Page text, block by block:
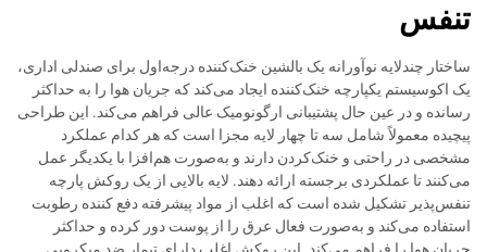
تنفس
ساختار چندلایه نوآورانه یک بالشین خنک‌کننده درجه‌اول برای صندلی اداری،
یک اکوسیستم یکپارچه خنک‌کننده ایجاد می‌کند که جریان هوا را به حداکثر
رسانده و در عین حال پشتیبانی ارگونومیک عالی فراهم می‌کند. این طراحی
پیچیده معمولاً شامل سه تا چهار لایه مجزا است که هر کدام عملکرد
مشخصی در راحتی و خنک‌کردن دارند و به‌صورت هم‌افزا با یکدیگر عمل
می‌کنند تا عملکردی برجسته ارائه دهند. لایه بالایی از یک روکش پارچه
تنفس‌پذیر تشکیل شده است که اغلب از مواد پیشرفته دفع کننده رطوبت
استفاده می‌کند و به‌صورت فعال عرق را از پوست دور کرده و حداکثر